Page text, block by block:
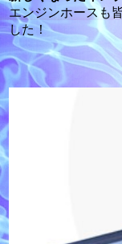
エンジンホースも
した！